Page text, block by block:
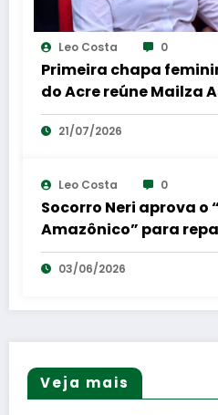
Leo Costa 0
Primeira chapa
do Acre reúne Mailza
Sales em coletiva de
21/07/2026
Leo Costa 0
Socorro Neri aprova o
Amazônico” para
para a região Norte
03/06/2026
Veja mais